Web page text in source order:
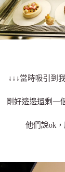
↓↓↓當時吸引到
剛好邊邊還剩一
他們說ok